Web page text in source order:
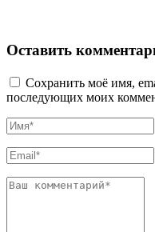
Оставить
Сохранить моё имя,
последующих моих